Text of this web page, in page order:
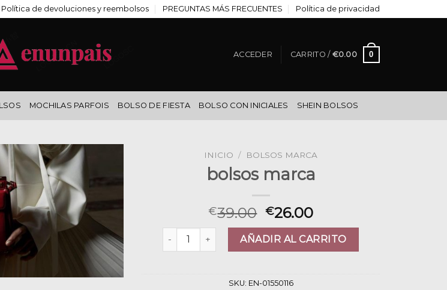
Política de devoluciones y reembolsos PREGUNTAS MÁS FRECUENTES Política de privacidad
ACCEDER CARRITO / €0.00 0
MOCHILAS PARFOIS BOLSO DE FIESTA BOLSO CON INICIALES SHEIN BOLSOS
INICIO / BOLSOS MARCA
bolsos marca
€39.00 €26.00
bolsos marca cantidadAÑADIR AL CARRITO
SKU: EN-01550116